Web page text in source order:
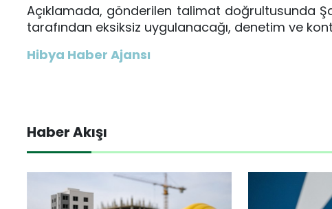
Açıklamada, gönderilen talimat doğrultusunda
tarafından eksiksiz uygulanacağı, denetim ve
Hibya Haber Ajansı
Haber Akışı